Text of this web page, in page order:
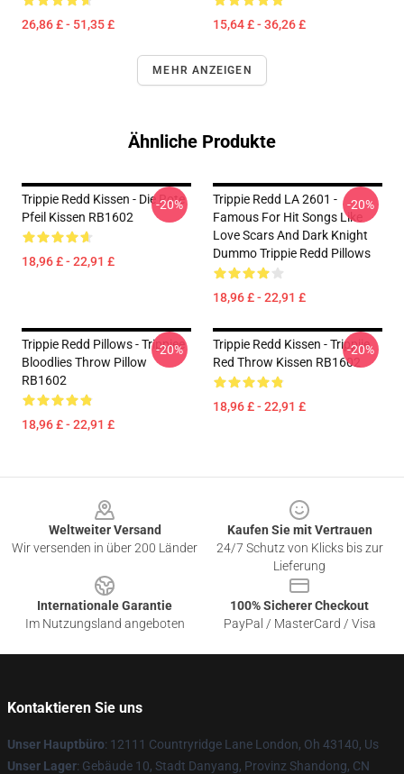
26,86 £ - 51,35 £ 15,64 £ - 36,26 £
MEHR ANZEIGEN
Ähnliche Produkte
Trippie Redd Kissen - Die Rote
Pfeil Kissen RB1602
18,96 £ - 22,91 £
-20%
Trippie Redd LA 2601 -
Famous For Hit Songs Like
Love Scars And Dark Knight
Dummo Trippie Redd Pillows
18,96 £ - 22,91 £
-20%
Trippie Redd Pillows - Trippiee
Bloodlies Throw Pillow
RB1602
18,96 £ - 22,91 £
-20%
Trippie Redd Kissen - Trippiie
Red Throw Kissen RB1602
18,96 £ - 22,91 £
-20%
Weltweiter Versand
Wir versenden in über 200 Länder
Kaufen Sie mit Vertrauen
24/7 Schutz von Klicks bis zur
Lieferung
Internationale Garantie
Im Nutzungsland angeboten
100% Sicherer Checkout
PayPal / MasterCard / Visa
Kontaktieren Sie uns
Unser Hauptbüro: 12111 Countryridge Lane London, Oh 43140, Us
Unser Lager: Gebäude 10, Stadt Danyang, Provinz Shandong, CN